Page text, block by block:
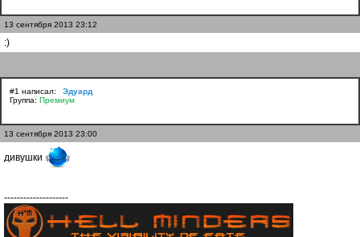
13 сентября 2013 23:12
:)
#1 написал:
Эдуард
Группа: Премиум
13 сентября 2013 23:00
дивушки
--------------------